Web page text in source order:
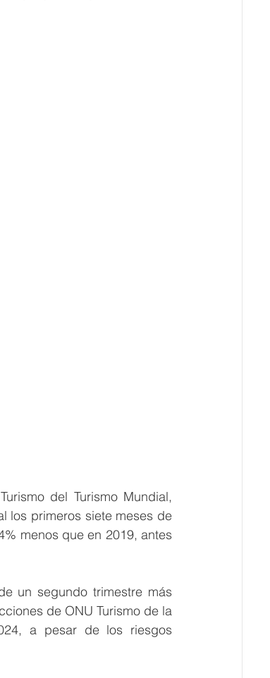
del Turismo Mundial,
los primeros siete meses de
menos que en 2019, antes
un segundo trimestre más
de ONU Turismo de la
a pesar de los riesgos